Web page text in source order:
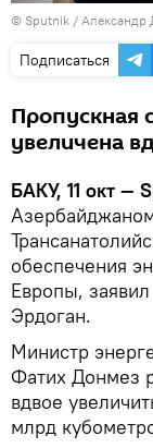
© Sputnik / Александр
Подписаться
Пропускная
увеличена
БАКУ, 11 окт —
обеспечения
Европы,
Эрдоган.
Министр
Фатих Донмез
вдвое
млрд